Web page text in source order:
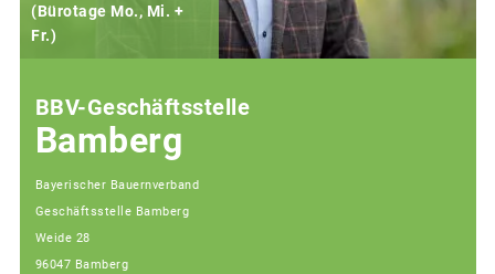
(Bürotage Mo., Mi. +
Fr.)
BBV-Geschäftsstelle
Bamberg
Bayerischer Bauernverband
Geschäftsstelle Bamberg
Weide 28
96047 Bamberg